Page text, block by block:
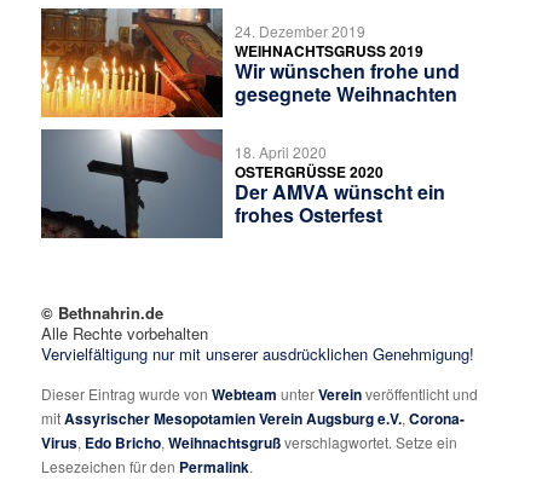
24. Dezember 2019
WEIHNACHTSGRUSS 2019
Wir wünschen frohe und
gesegnete Weihnachten
18. April 2020
OSTERGRÜSSE 2020
Der AMVA wünscht ein
frohes Osterfest
© Bethnahrin.de
Alle Rechte vorbehalten
Vervielfältigung nur mit unserer ausdrücklichen Genehmigung!
Dieser Eintrag wurde vonWebteam unterVereinveröffentlicht und
mitAssyrischer Mesopotamien Verein Augsburg e.V.,Corona-
Virus, Edo Bricho,Weihnachtsgrußverschlagwortet. Setze ein
Lesezeichen für den Permalink.